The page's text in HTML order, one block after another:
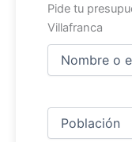
Pide tu
Villafranca
Nombre
Ciudad